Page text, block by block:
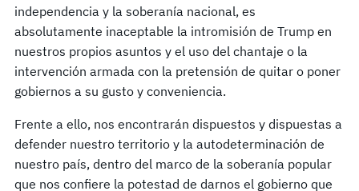
independencia y la soberanía nacional, es
absolutamente inaceptable la intromisión de Trump en
nuestros propios asuntos y el uso del chantaje o la
intervención armada con la pretensión de quitar o poner
gobiernos a su gusto y conveniencia.
Frente a ello, nos encontrarán dispuestos y dispuestas a
defender nuestro territorio y la autodeterminación de
nuestro país, dentro del marco de la soberanía popular
que nos confiere la potestad de darnos el gobierno que